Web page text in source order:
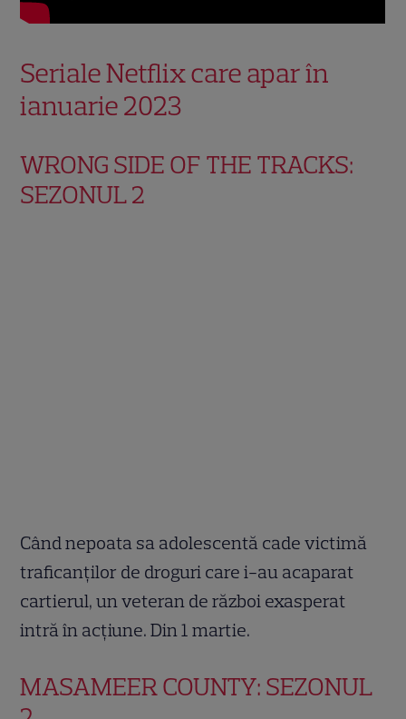
Seriale Netflix care apar în
ianuarie 2023
WRONG SIDE OF THE TRACKS:
SEZONUL 2
Când nepoata sa adolescentă cade victimă
traficanților de droguri care i-au acaparat
cartierul, un veteran de război exasperat
intră în acțiune. Din 1 martie.
MASAMEER COUNTY: SEZONUL